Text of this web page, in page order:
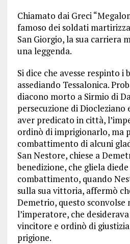
Chiamato dai Greci
famoso dei soldati
San Giorgio, la sua carriera
una leggenda.
Si dice che avesse respinto i
assediando Tessalonica.
diacono morto a Sirmio di
persecuzione di Diocleziano
aver predicato in città,
ordinò di imprigionarlo, ma
combattimento di alcuni
San Nestore, chiese a
benedizione, che gliela
combattimento, quando
sulla sua vittoria, affermò
Demetrio, questo
l’imperatore, che
vincitore e ordinò di
prigione.